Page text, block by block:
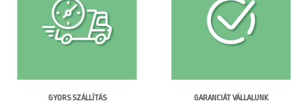
GYORS SZÁLLÍTÁS GARANCIÁT VÁLLALUNK